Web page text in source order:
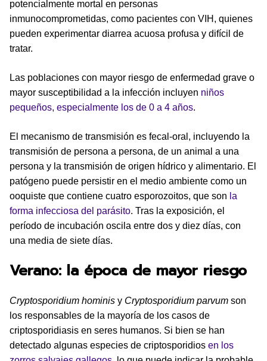
potencialmente mortal en personas
inmunocomprometidas, como pacientes con VIH, quienes
pueden experimentar diarrea acuosa profusa y difícil de
tratar.
Las poblaciones con mayor riesgo de enfermedad grave o
mayor susceptibilidad a la infección incluyen niños
pequeños, especialmente los de 0 a 4 años.
El mecanismo de transmisión es fecal-oral, incluyendo la
transmisión de persona a persona, de un animal a una
persona y la transmisión de origen hídrico y alimentario. El
patógeno puede persistir en el medio ambiente como un
ooquiste que contiene cuatro esporozoitos, que son la
forma infecciosa del parásito. Tras la exposición, el
período de incubación oscila entre dos y diez días, con
una media de siete días.
Verano: la época de mayor riesgo
Cryptosporidium hominis y Cryptosporidium parvum son
los responsables de la mayoría de los casos de
criptosporidiasis en seres humanos. Si bien se han
detectado algunas especies de criptosporidios en los